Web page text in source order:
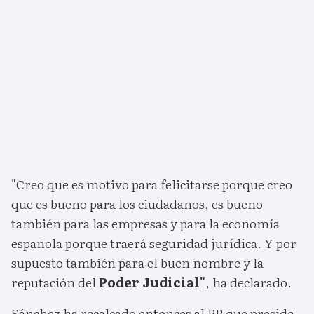
"Creo que es motivo para felicitarse porque creo
que es bueno para los ciudadanos, es bueno
también para las empresas y para la economía
española porque traerá seguridad jurídica. Y por
supuesto también para el buen nombre y la
reputación delPoder Judicial", ha declarado.